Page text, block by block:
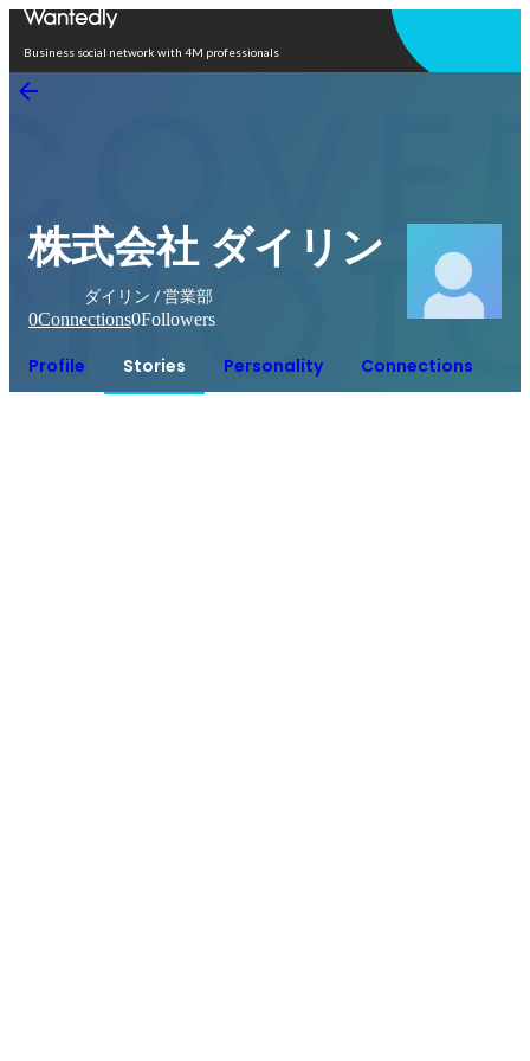
Business social network with 4M professionals
株式会社 ダイリン
ダイリン / 営業部
0Connections0Followers
Profile Stories Personality Connections